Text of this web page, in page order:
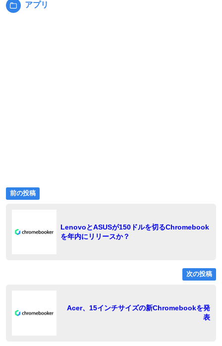
カ
アプリ
投
ナ
前の投稿
の
LenovoとASUSが150ドルを切るChromebook
を年内にリリースか？
次の投稿
Acer、15インチサイズの新Chromebookを発
表